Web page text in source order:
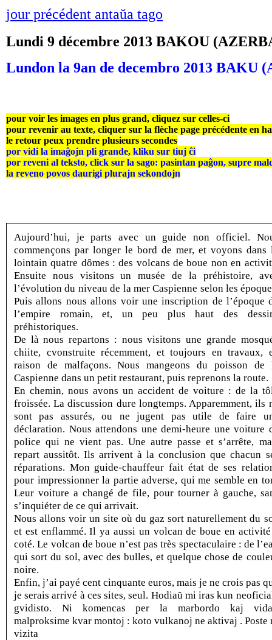
jour précédent antaŭa tago
Lundi 9 décembre 2013 BAKOU
Lundon la 9an de decembro 2013 BAKU
pour voir les images en plus grand, cliquez sur celles-ci
pour revenir au texte, cliquer sur la flèche page précédente en
le retour peux prendre plusieurs secondes
por vidi la imaĝojn pli grande, kliku sur tiuj ĉi
por reveni al teksto, click sur la sago: pasintan paĝon, supre
la reveno povos daurigi plurajn sekondojn
Aujourd’hui, je parts avec un guide non officiel.
commençons par longer le bord de mer, et voyons dans
lointain quatre dômes : des volcans de boue non en
Ensuite nous visitons un musée de la préhistoire,
l’évolution du niveau de la mer Caspienne selon les
Puis allons nous allons voir une inscription de l’époque
l’empire romain, et, un peu plus haut des
préhistoriques.
De là nous repartons : nous visitons une grande
chiite, cvonstruite récemment, et toujours en travaux,
raison de malfaçons. Nous mangeons du poisson de
Caspienne dans un petit restaurant, puis reprenons la route.
En chemin, nous avons un accident de voiture : de la
froissée. La discussion dure longtemps. Apparemment, ils
sont pas assurés, ou ne jugent pas utile de faire
déclaration. Nous attendons une demi-heure une voiture
police qui ne vient pas. Une autre passe et s’arrête,
repart aussitôt. Ils arrivent à la conclusion que chacun
réparations. Mon guide-chauffeur fait état de ses
pour impressionner la partie adverse, qui me semble en
Leur voiture a changé de file, pour tourner à gauche,
s’inquiéter de ce qui arrivait.
Nous allons voir un site où du gaz sort naturellement du
et est enflammé. Il ya aussi un volcan de boue en
coté. Le volcan de boue n’est pas très spectaculaire : de
qui sort du sol, avec des bulles, et quelque chose de
noire.
Enfin, j’ai payé cent cinquante euros, mais je ne crois pas
je serais arrivé à ces sites, seul. Hodiaŭ mi iras kun
gvidisto. Ni komencas per la marbordo kaj
malproksime kvar montoj : koto vulkanoj ne aktivaj . Poste
vizita